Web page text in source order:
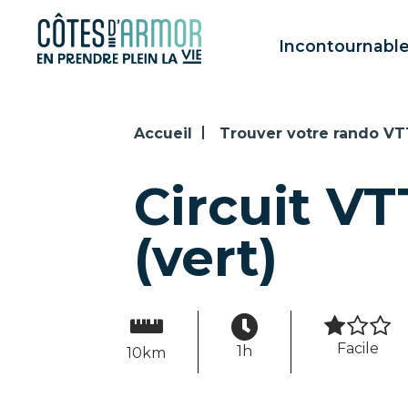
Panneau de gestion des cookies
Accueil Trouver votre rando
Circuit
(vert)
10km 1h Facile